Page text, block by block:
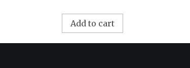
Add to cart